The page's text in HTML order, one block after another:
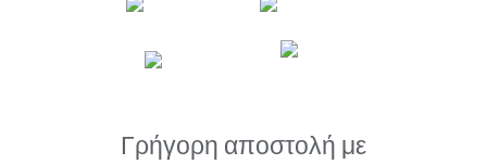
Γρήγορη αποστολή με